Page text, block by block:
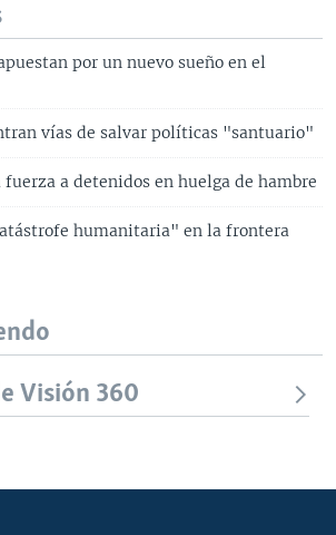
por un nuevo sueño en el
vías de salvar políticas "santuario"
a detenidos en huelga de hambre
humanitaria" en la frontera
Visión 360